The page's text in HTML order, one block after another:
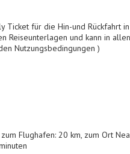
für die Hin-und Rückfahrt
Reiseunterlagen und kann in
Nutzungsbedingungen )
Flughafen: 20 km, zum Ort